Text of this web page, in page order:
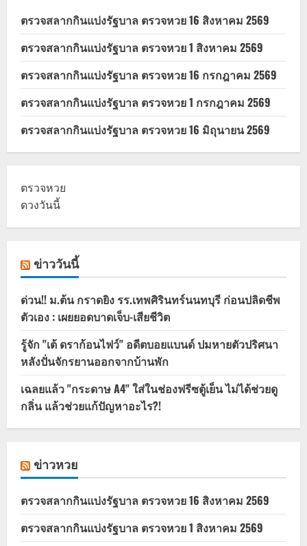
ตรวจสลากกินแบ่งรัฐบาล ตรวจหวย 16 สิงหาคม 2569
ตรวจสลากกินแบ่งรัฐบาล ตรวจหวย 1 สิงหาคม 2569
ตรวจสลากกินแบ่งรัฐบาล ตรวจหวย 16 กรกฎาคม 2569
ตรวจสลากกินแบ่งรัฐบาล ตรวจหวย 1 กรกฎาคม 2569
ตรวจสลากกินแบ่งรัฐบาล ตรวจหวย 16 มิถุนายน 2569
ตรวจหวย
ดวงวันนี้
ข่าววันนี้
ด่วน!! ม.ต้น กราดยิง รร.เทพศิรินทร์นนทบุรี ก่อนปลิดชีพ
ตัวเอง : เผยยอดบาดเจ็บ-เสียชีวิต
รู้จัก "เต้ ดราก้อนไฟว์" อดีตบอยแบนด์ ปมหายตัวปริศนา
หลังปั่นจักรยานออกจากบ้านพัก
เฉลยแล้ว "กระดาษ A4" ใส่ในช่องฟรีซตู้เย็น ไม่ได้ช่วยดู
กลิ่น แล้วช่วยแก้ปัญหาอะไร?!
ข่าวหวย
ตรวจสลากกินแบ่งรัฐบาล ตรวจหวย 16 สิงหาคม 2569
ตรวจสลากกินแบ่งรัฐบาล ตรวจหวย 1 สิงหาคม 2569